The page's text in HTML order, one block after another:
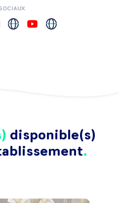
disponible(s)